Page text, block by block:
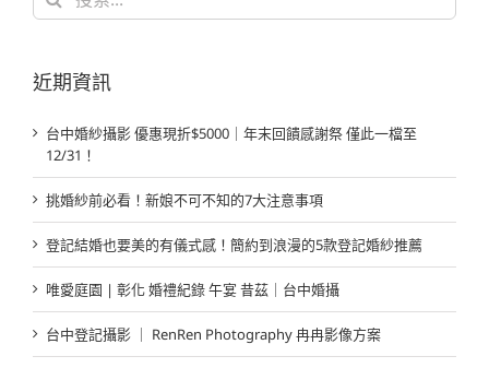
近期資訊
台中婚紗攝影 優惠現折$5000｜年末回饋感謝祭 僅此一檔至
12/31！
挑婚紗前必看！新娘不可不知的7大注意事項
登記結婚也要美的有儀式感！簡約到浪漫的5款登記婚紗推薦
唯愛庭園 | 彰化 婚禮紀錄 午宴 昔茲｜台中婚攝
台中登記攝影 ｜ RenRen Photography 冉冉影像方案